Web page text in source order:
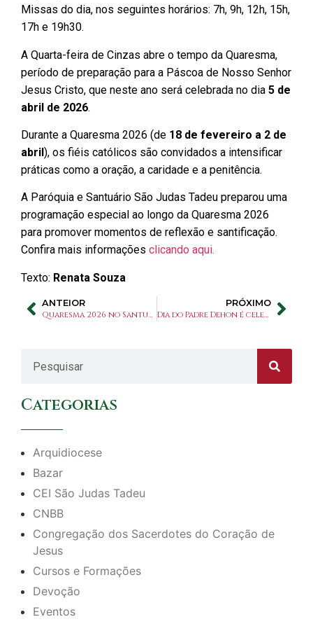
Missas do dia, nos seguintes horários: 7h, 9h, 12h, 15h,
17h e 19h30.
A Quarta-feira de Cinzas abre o tempo da Quaresma,
período de preparação para a Páscoa de Nosso Senhor
Jesus Cristo, que neste ano será celebrada no dia 5 de
abril de 2026.
Durante a Quaresma 2026 (de 18 de fevereiro a 2 de
abril), os fiéis católicos são convidados a intensificar
práticas como a oração, a caridade e a penitência.
A Paróquia e Santuário São Judas Tadeu preparou uma
programação especial ao longo da Quaresma 2026
para promover momentos de reflexão e santificação.
Confira mais informações clicando aqui.
Texto: Renata Souza
ANTEIOR
Quaresma 2026 no Santuário São Judas Tadeu: confira nossas atividades
PRÓXIMO
Dia do Padre Dehon é celebrado com Missa Solene no Santuário
Categorias
Arquidiocese
Bazar
CEI São Judas Tadeu
CNBB
Congregação dos Sacerdotes do Coração de
Jesus
Cursos e Formações
Devoção
Eventos